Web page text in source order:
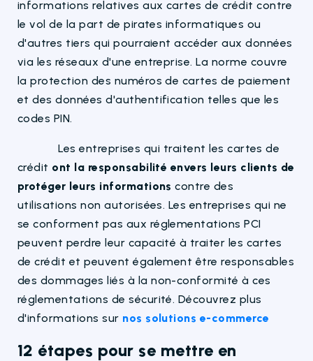
informations relatives aux cartes de crédit contre
le vol de la part de pirates informatiques ou
d'autres tiers qui pourraient accéder aux données
via les réseaux d'une entreprise. La norme couvre
la protection des numéros de cartes de paiement
et des données d'authentification telles que les
codes PIN.
Les entreprises qui traitent les cartes de
crédit ont la responsabilité envers leurs clients de
protéger leurs informations contre des
utilisations non autorisées. Les entreprises qui ne
se conforment pas aux réglementations PCI
peuvent perdre leur capacité à traiter les cartes
de crédit et peuvent également être responsables
des dommages liés à la non-conformité à ces
réglementations de sécurité. Découvrez plus
d'informations sur nos solutions e-commerce
12 étapes pour se mettre en